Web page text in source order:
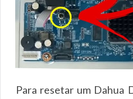
Para resetar um Dahua